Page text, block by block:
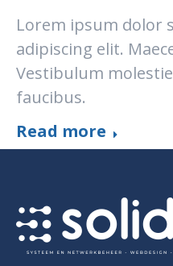
Lorem ipsum dolor
adipiscing elit.
Vestibulum
faucibus.
Read more